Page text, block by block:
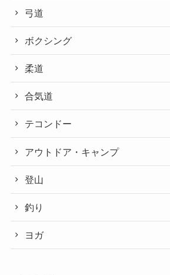
弓道
ボクシング
柔道
合気道
テコンドー
アウトドア・キャンプ
登山
釣り
ヨガ